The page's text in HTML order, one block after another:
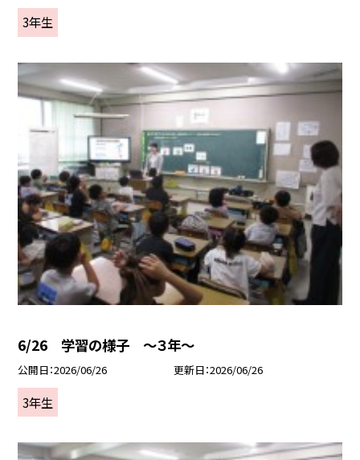
3年生
6/26 学習の様子 ～３年～
公開日 2026/06/26 更新日 2026/06/26
3年生